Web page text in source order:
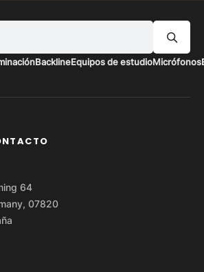
BacklineEquipos de estudioMicrófonos
64
07820